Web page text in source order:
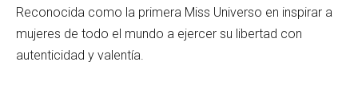
Reconocida como la primera Miss Universo en inspirar a
mujeres de todo el mundo a ejercer su libertad con
autenticidad y valentía.